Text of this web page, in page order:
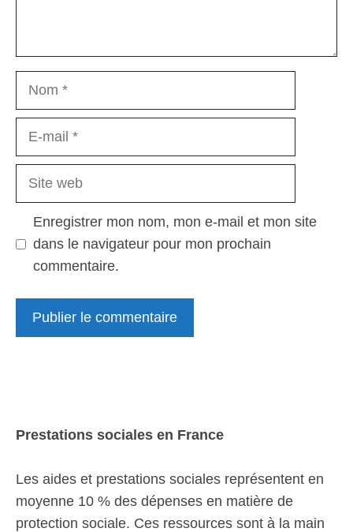
Nom
Site
Enregistrer mon nom, mon e-mail et mon site
dans le navigateur pour mon prochain
commentaire.
Prestations sociales en France
Les aides et prestations sociales représentent en
moyenne 10 % des dépenses en matière de
protection sociale. Ces ressources sont à la main